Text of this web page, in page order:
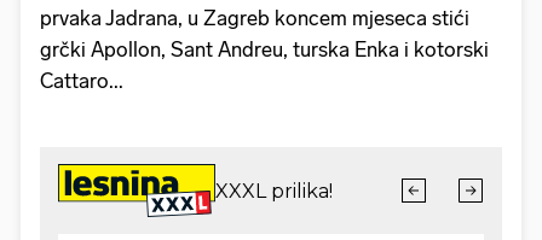
prvaka Jadrana, u Zagreb koncem mjeseca stići
grčki Apollon, Sant Andreu, turska Enka i kotorski
Cattaro...